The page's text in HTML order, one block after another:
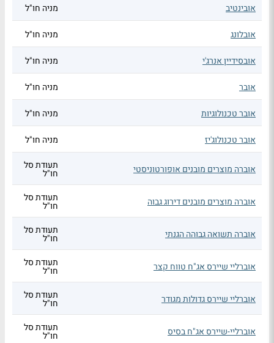
אובינטיב מניה חו"ל
אובלונג מניה חו"ל
אובסידיין אנרג'י מניה חו"ל
אובר מניה חו"ל
אובר טכנולוגיות מניה חו"ל
אובר טכנולוג'יז מניה חו"ל
אוברה מוצרים מובנים אופורטוניסטי תעודת סל
חו"ל
אוברה מוצרים מובנים דירוג גבוה תעודת סל
חו"ל
אוברה תשואה גבוהה הגנתי תעודת סל
חו"ל
אוברליי שיירס אג"ח טווח קצר תעודת סל
חו"ל
אוברליי שיירס גדולות מגודר תעודת סל
חו"ל
אוברליי-שיירס אג"ח בסיס תעודת סל
חו"ל